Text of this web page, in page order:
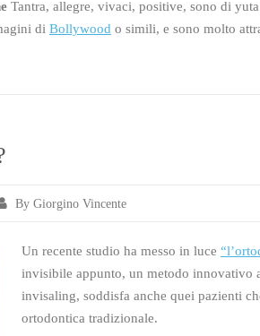
Tantra, allegre, vivaci, positive, sono di
di Bollywood o simili, e sono molto
By Giorgino Vincente
Un recente studio ha messo in luce
invisibile appunto, un metodo innovativo
invisaling, soddisfa anche quei pazienti
ortodontica tradizionale.